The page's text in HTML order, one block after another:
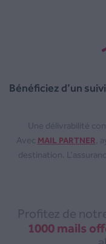
Bénéficiez d’un
Une délivrabilité
Avec MAIL PARTNER ,
destination.
Profitez de
1000 mails